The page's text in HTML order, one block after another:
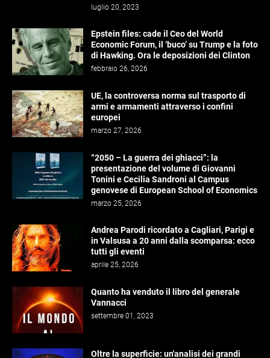
luglio 20, 2023
Epstein files: cade il Ceo del World
Economic Forum, il ‘buco’ su Trump e la foto
di Hawking. Ora le deposizioni dei Clinton
febbraio 26, 2026
UE, la controversa norma sul trasporto di
armi e armamenti attraverso i confini
europei
marzo 27, 2026
“2050 – La guerra dei ghiacci”: la
presentazione del volume di Giovanni
Tonini e Cecilia Sandroni al Campus
genovese di European School of Economics
marzo 25, 2026
Andrea Parodi ricordato a Cagliari, Parigi e
in Valsusa a 20 anni dalla scomparsa: ecco
tutti gli eventi
aprile 25, 2026
Quanto ha venduto il libro del generale
Vannacci
settembre 01, 2023
Oltre la superficie: un'analisi dei grandi